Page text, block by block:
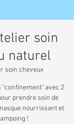
soin
naturel
soin cheveux
avec 2
prendre soin de
nourrissant et
!